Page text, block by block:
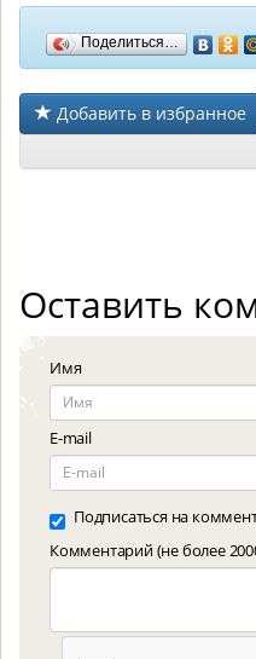
Поделиться…
Добавить в избранное
Оставить
Имя
E-mail
Подписаться на
Комментарий (не более